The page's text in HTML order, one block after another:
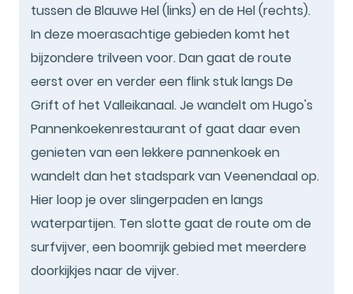
tussen de Blauwe Hel (links) en de Hel (rechts).
In deze moerasachtige gebieden komt het
bijzondere trilveen voor. Dan gaat de route
eerst over en verder een flink stuk langs De
Grift of het Valleikanaal. Je wandelt om Hugo's
Pannenkoekenrestaurant of gaat daar even
genieten van een lekkere pannenkoek en
wandelt dan het stadspark van Veenendaal op.
Hier loop je over slingerpaden en langs
waterpartijen. Ten slotte gaat de route om de
surfvijver, een boomrijk gebied met meerdere
doorkijkjes naar de vijver.